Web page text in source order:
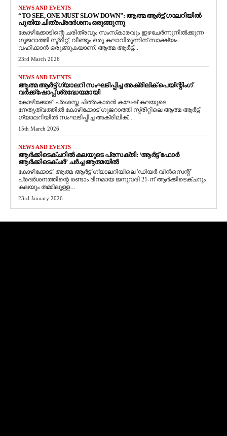
NEWS AND EVENTS
“TO SEE, ONE MUST SLOW DOWN”: ആത്മ ആർട്ട് ഗാലറിയിൽ
പുതിയ ചിത്രപ്രദർശനം ഒരുങ്ങുന്നു
കോഴിക്കോടിന്റെ ചരിത്രവും സംസ്‌കാരവും ഇഴചേർന്നുനിൽക്കുന്ന
ഗുജറാത്തി സ്ട്രീറ്റ്, വീണ്ടും ഒരു കലാവിരുന്നിന് സാക്ഷ്യം
വഹിക്കാൻ ഒരുങ്ങുകയാണ്. ആത്മ ആർട്ട്...
23rd March 2026
NEWS AND EVENTS
ആത്മ ആർട്ട് ഗ്യാലറി സംഘടിപ്പിച്ച അക്രിലിക് പെയിന്റിംഗ്
വർക്ക്‌ഷോപ്പ് ശ്രദ്ധേയമായി
കോഴിക്കോട്: പ്രശസ്ത ചിത്രകാരൻ കലേഷ് കലയുടെ
നേതൃത്വത്തിൽ കോഴിക്കോട് ഗുജറാത്തി സ്ട്രീറ്റിലെ ആത്മ ആർട്ട്
ഗ്യാലറിയിൽ സംഘടിപ്പിച്ച അക്രിലിക്...
15th March 2026
NEWS AND EVENTS
ആർക്കിടെക്ചറിൽ കലയുടെ പ്രസക്തി: ‘ആർട്ട് ഫോർ
ആർക്കിടെക്ചർ’ ചർച്ച ആത്മയിൽ
​കോഴിക്കോട്: ആത്മ ആർട്ട് ഗ്യാലറിയിലെ 'ഡിയർ വിൻസെന്റ്'
പ്രദർശനത്തിന്റെ രണ്ടാം ദിനമായ ജനുവരി 21-ന് ആർക്കിടെക്ചറും
കലയും തമ്മിലുള്ള...
23rd January 2026